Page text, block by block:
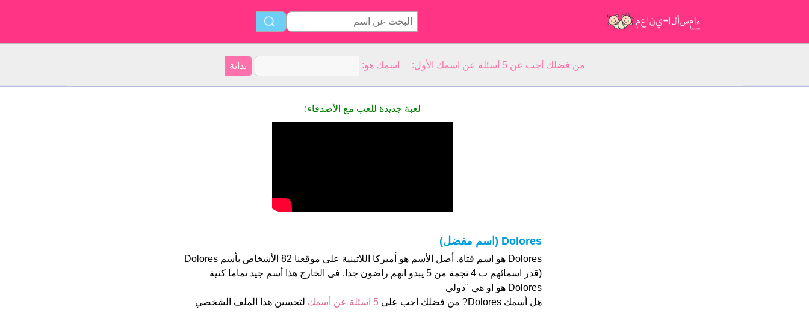
من فضلك أجب عن 5 أسئلة عن اسمك الأول: اسمك هو:
لعبة جديدة للعب مع الأصدقاء:
Dolores (اسم مفضل)
Dolores هو اسم فتاة. أصل الأسم هو أميركا اللاتينية على موقعنا 82 الأشخاص بأسم Dolores
(قدر اسمائهم ب 4 نجمة من 5 يبدو انهم راضون جدا. فى الخارج هذا أسم جيد تماما كنية
Dolores هو او هي "دولي
هل أسمك Dolores? من فضلك اجب على
5 اسئلة عن أسمك لتحسين هذا الملف الشخصي